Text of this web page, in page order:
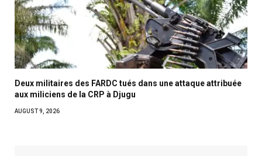
Deux militaires des FARDC tués dans une attaque attribuée
aux miliciens de la CRP à Djugu
AUGUST 9, 2026